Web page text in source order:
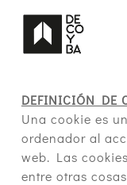
DEFINICIÓN DE
Una cookie es
ordenador al
web. Las
entre otras